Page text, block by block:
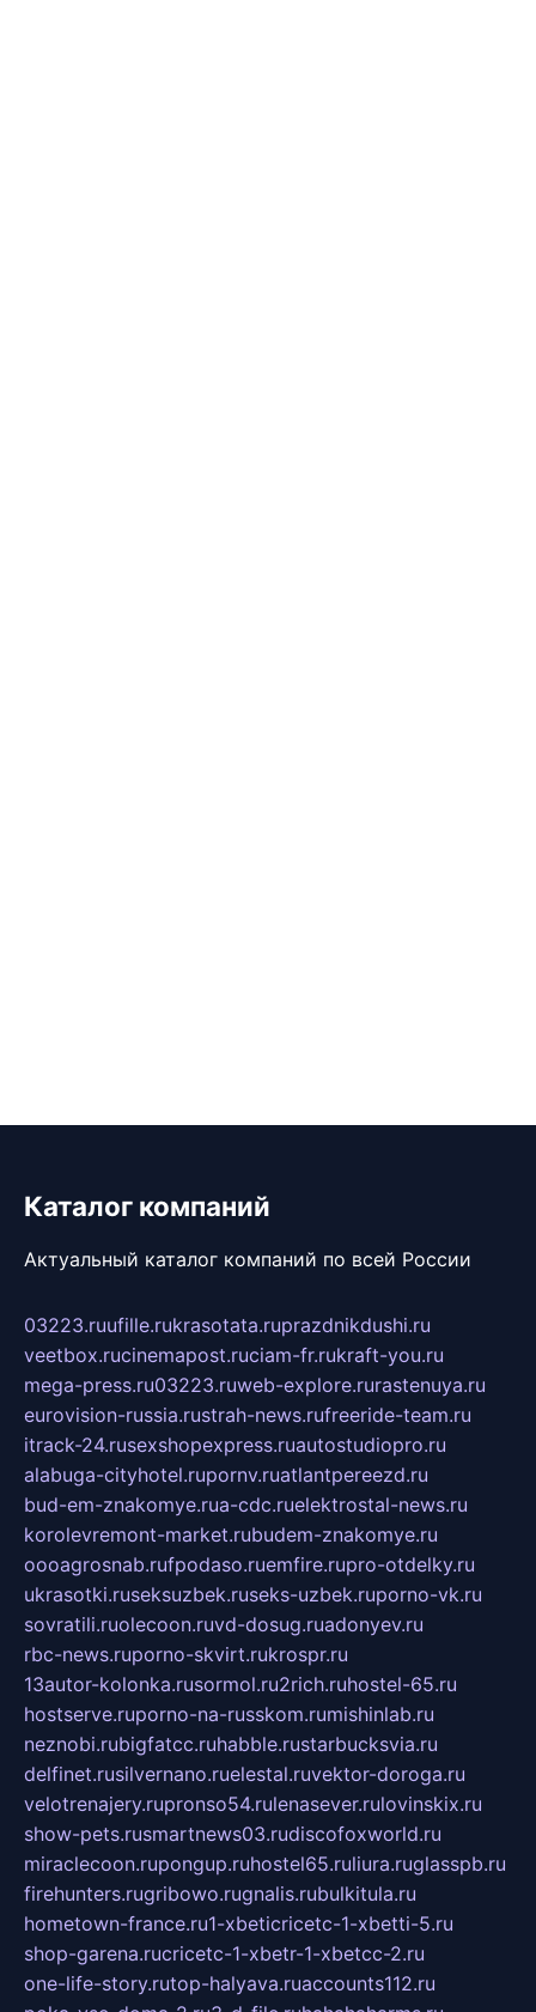
Каталог компаний
Актуальный каталог компаний по всей России
03223.ruufille.rukrasotata.ruprazdnikdushi.ru
veetbox.rucinemapost.ruciam-fr.rukraft-you.ru
mega-press.ru03223.ruweb-explore.rurastenuya.ru
eurovision-russia.rustrah-news.rufreeride-team.ru
itrack-24.rusexshopexpress.ruautostudiopro.ru
alabuga-cityhotel.rupornv.ruatlantpereezd.ru
bud-em-znakomye.rua-cdc.ruelektrostal-news.ru
korolevremont-market.rubudem-znakomye.ru
oooagrosnab.rufpodaso.ruemfire.rupro-otdelky.ru
ukrasotki.ruseksuzbek.ruseks-uzbek.ruporno-vk.ru
sovratili.ruolecoon.ruvd-dosug.ruadonyev.ru
rbc-news.ruporno-skvirt.rukrospr.ru
13autor-kolonka.rusormol.ru2rich.ruhostel-65.ru
hostserve.ruporno-na-russkom.rumishinlab.ru
neznobi.rubigfatcc.ruhabble.rustarbucksvia.ru
delfinet.rusilvernano.ruelestal.ruvektor-doroga.ru
velotrenajery.rupronso54.rulenasever.rulovinskix.ru
show-pets.rusmartnews03.rudiscofoxworld.ru
miraclecoon.rupongup.ruhostel65.ruliura.ruglasspb.ru
firehunters.rugribowo.rugnalis.rubulkitula.ru
hometown-france.ru1-xbeticricetc-1-xbetti-5.ru
shop-garena.rucricetc-1-xbetr-1-xbetcc-2.ru
one-life-story.rutop-halyava.ruaccounts112.ru